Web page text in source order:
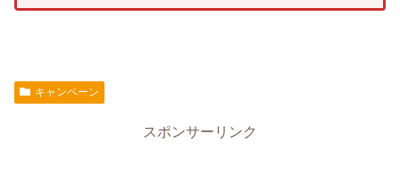
キャンペーン
スポンサーリンク